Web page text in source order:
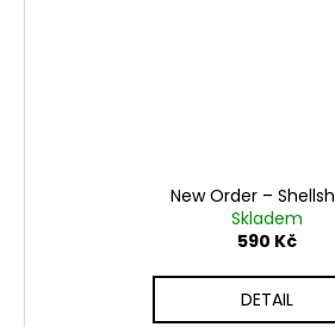
New Order –
Skladem
590 Kč
DETAIL